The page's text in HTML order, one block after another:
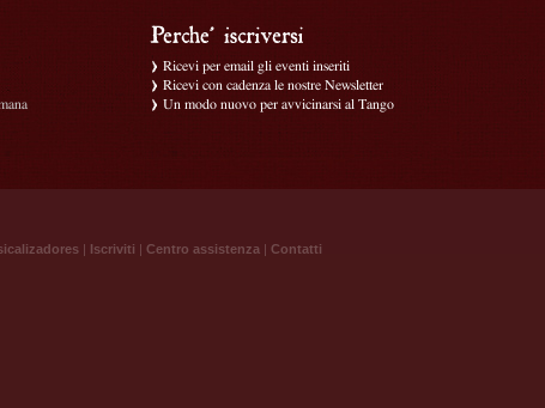
Ricevi per email gli eventi inseriti
Ricevi con cadenza le nostre Newsletter
Un modo nuovo per avvicinarsi al Tango
| Iscriviti | Centro assistenza | Contatti